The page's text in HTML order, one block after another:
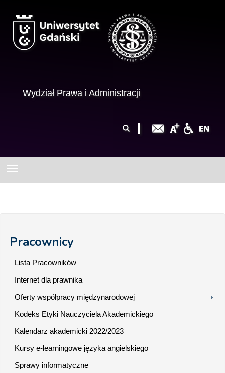
Wydział Prawa i Administracji
wyszukiwania
Pracownicy
Lista Pracowników
Internet dla prawnika
Oferty współpracy międzynarodowej
Kodeks Etyki Nauczyciela Akademickiego
Kalendarz akademicki 2022/2023
Kursy e-learningowe języka angielskiego
Sprawy informatyczne